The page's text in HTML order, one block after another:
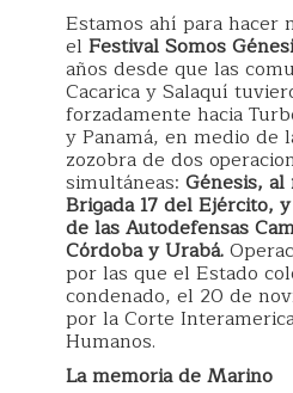
Estamos ahí para hacer
el Festival Somos
años desde que las
Cacarica y Salaquí
forzadamente hacia
y Panamá, en medio de
zozobra de dos
simultáneas: Génesis,
Brigada 17 del Ejército,
de las Autodefensas
Córdoba y Urabá.
por las que el Estado
condenado, el 20 de
por la Corte
Humanos.
La memoria de Marino